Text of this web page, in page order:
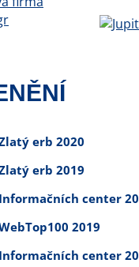
erb 2020
erb 2019
Informačních center
2019
Informačních center